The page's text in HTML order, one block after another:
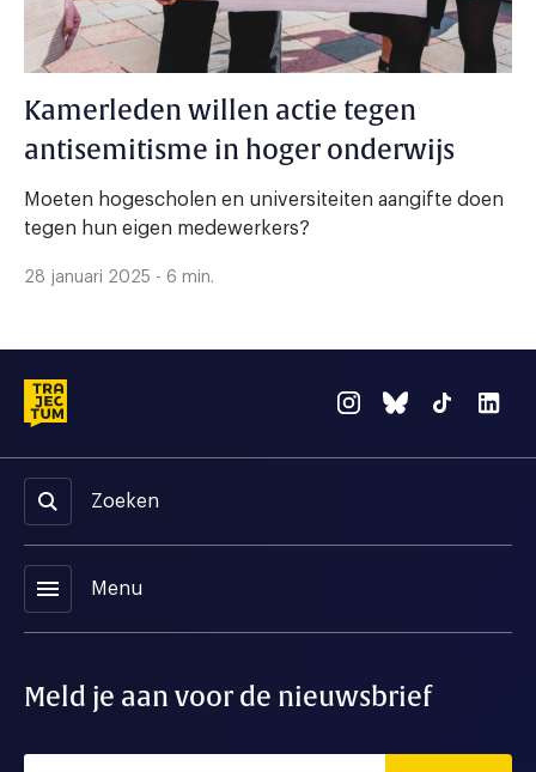
Kamerleden willen actie tegen
antisemitisme in hoger onderwijs
Moeten hogescholen en universiteiten aangifte doen
tegen hun eigen medewerkers?
28 januari 2025 - 6 min.
Zoeken
menu Menu
Meld je aan voor de nieuwsbrief